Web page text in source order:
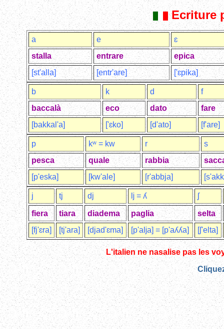
Ecriture
a e
ɛ
stalla
entrare
epica
[st'alla]
[entr'are] ['ɛpika]
b k d
f
baccalà
eco dato
fare
[bakkal'a]
['ɛko] [d'ato] [f'are]
p kʷ = kw r
s
pesca
quale rabbia
[p'eska]
[kw'ale] [r'abbja]
j tj dj ǉ = ʎ ʃ
fiera tiara diadema paglia
selta
[fj'ɛra]
[tj'ara] [djad'ɛma] [p'aǉa] = [p'aʎʎa] [ʃ'elta]
L'italien ne nasalise pas les